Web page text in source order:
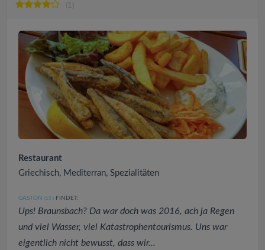
(1)
Restaurant
Griechisch, Mediterran, Spezialitäten
GASTON (15 ) FINDET:
Ups! Braunsbach? Da war doch was 2016, ach ja Regen
und viel Wasser, viel Katastrophentourismus. Uns war
eigentlich nicht bewusst, dass wir...